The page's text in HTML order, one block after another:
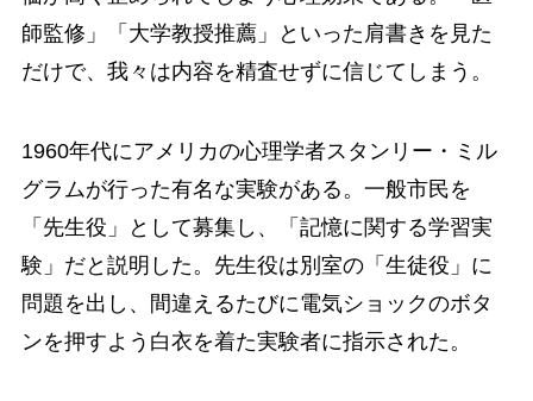
師監修」「大学教授推薦」といった肩書きを見た
だけで、我々は内容を精査せずに信じてしまう。
1960年代にアメリカの心理学者スタンリー・ミル
グラムが行った有名な実験がある。一般市民を
「先生役」として募集し、「記憶に関する学習実
験」だと説明した。先生役は別室の「生徒役」に
問題を出し、間違えるたびに電気ショックのボタ
ンを押すよう白衣を着た実験者に指示された。